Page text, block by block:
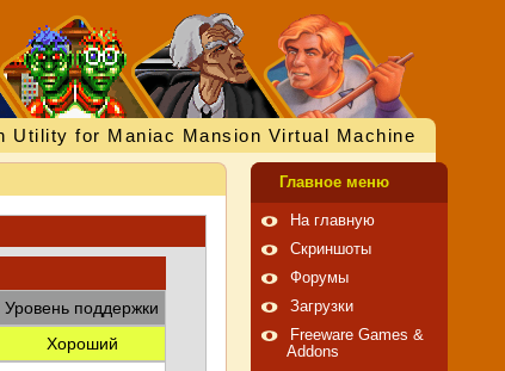
Utility for Maniac Mansion Virtual Machine
Уровень поддержки
Хороший
Главное меню
На главную
Скриншоты
Форумы
Загрузки
Freeware Games &
Addons